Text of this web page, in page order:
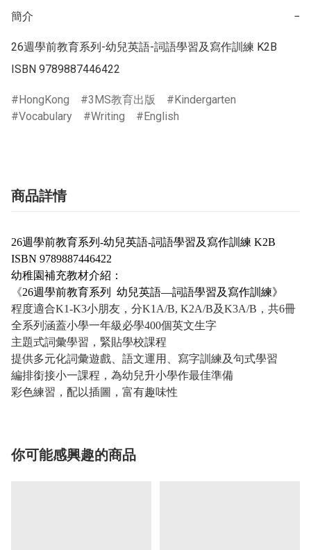
簡介 −
26週學前教育系列-幼兒英語-詞語學習及寫作訓練 K2B
ISBN 9789887446422
HongKong 3MS教育出版
Kindergarten
Vocabulary
Writing English
商品詳情
26週學前教育系列-幼兒英語-詞語學習及寫作訓練 K2B
ISBN 9789887446422
幼稚園補充教材介紹：
《26週學前教育系列 幼兒英語—詞語學習及寫作訓練》
程度適合K1-K3小朋友，分K1A/B, K2A/B及K3A/B ，共6冊
全系列涵蓋小學一年級必學400個英文生字
主題式詞彙學習，緊貼學校課程
提供多元化詞彙遊戲、語文運用、寫字訓練及句式學習
編排銜接小一課程，為幼兒升小學作最佳準備
彩色練習，配以插圖，富有趣味性
你可能感興趣的商品